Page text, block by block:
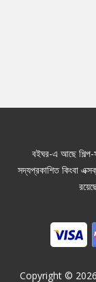
বইঘর-এ আছে শিল্প-
সদ্যপ্রকাশিত কিংবা
Copyright © 2026